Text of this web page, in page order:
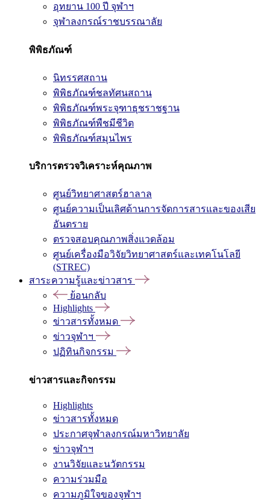
อุทยาน 100 ปี จุฬาฯ
จุฬาลงกรณ์ราชบรรณาลัย
พิพิธภัณฑ์
นิทรรศสถาน
พิพิธภัณฑ์ชลทัศนสถาน
พิพิธภัณฑ์พระจุฑาธุชราชฐาน
พิพิธภัณฑ์พืชมีชีวิต
พิพิธภัณฑ์สมุนไพร
บริการตรวจวิเคราะห์คุณภาพ
ศูนย์วิทยาศาสตร์ฮาลาล
ศูนย์ความเป็นเลิศด้านการจัดการสารและของเสีย
อันตราย
ตรวจสอบคุณภาพสิ่งแวดล้อม
ศูนย์เครื่องมือวิจัยวิทยาศาสตร์และเทคโนโลยี
(STREC)
สาระความรู้และข่าวสาร
ย้อนกลับ
Highlights
ข่าวสารทั้งหมด
ข่าวจุฬาฯ
ปฏิทินกิจกรรม
ข่าวสารและกิจกรรม
Highlights
ข่าวสารทั้งหมด
ประกาศจุฬาลงกรณ์มหาวิทยาลัย
ข่าวจุฬาฯ
งานวิจัยและนวัตกรรม
ความร่วมมือ
ความภูมิใจของจุฬาฯ